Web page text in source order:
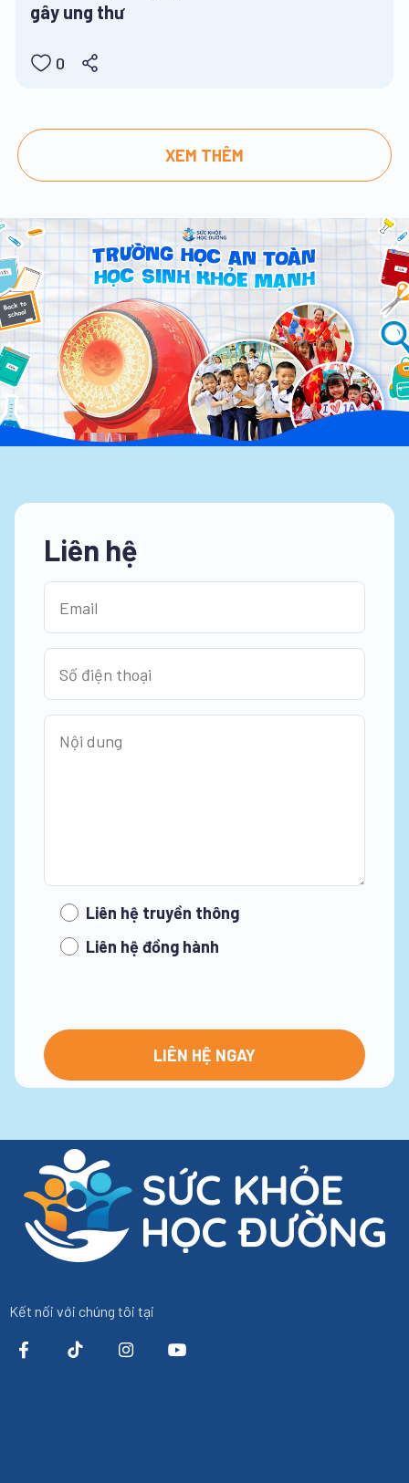
gây ung thư
0
XEM THÊM
Liên hệ
Liên hệ truyền thông
Liên hệ đồng hành
Kết nối với chúng tôi tại